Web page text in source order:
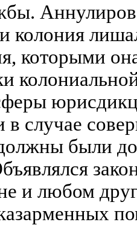
колония
которыми
в случае
были
и любом